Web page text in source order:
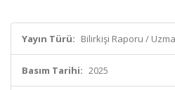
Yayın Türü: Bilirkişi Raporu /
Basım Tarihi: 2025